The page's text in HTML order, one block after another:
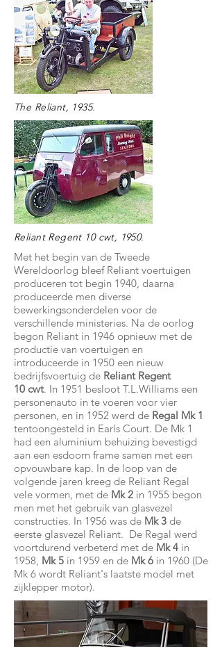
The Reliant, 1935.
Reliant Regent 10 cwt, 1950.
Met het begin van de Tweede
Wereldoorlog bleef Reliant voertuigen
produceren tot begin 1940, daarna
produceerde men diverse
bewerkingsonderdelen voor de
verschillende ministeries. Na de oorlog
begon Reliant in 1946 opnieuw met de
productie van voertuigen en
introduceerde in 1950 een nieuw
bedrijfsvoertuig de Reliant Regent
10 cwt. In 1951 besloot T.L.Williams een
personenauto in te voeren voor vier
personen, en in 1952 werd de Regal Mk 1
tentoongesteld in Earls Court. De Mk 1
had een aluminium behuizing bevestigd
aan een esdoorn frame samen met een
opvouwbare kap. In de loop van de
volgende jaren kreeg de Reliant Regal
vele vormen, met de Mk 2 in 1955 begon
men met het gebruik van glasvezel
constructies. In 1956 was de Mk 3 de
eerste glasvezel Reliant. De Regal werd
voortdurend verbeterd met de Mk 4 in
1958, Mk 5 in 1959 en de Mk 6 in 1960 (De
Mk 6 wordt Reliant's laatste model met
zijklepper motor).